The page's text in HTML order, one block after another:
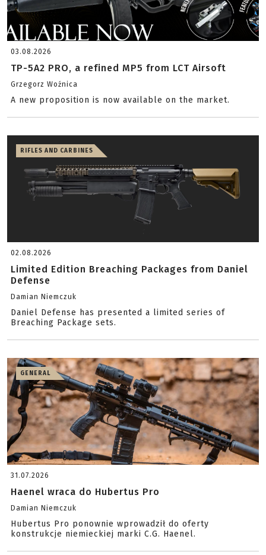
03.08.2026
TP-5A2 PRO, a refined MP5 from LCT Airsoft
Grzegorz Woźnica
A new proposition is now available on the market.
RIFLES AND CARBINES
02.08.2026
Limited Edition Breaching Packages from Daniel
Defense
Damian Niemczuk
Daniel Defense has presented a limited series of
Breaching Package sets.
GENERAL
31.07.2026
Haenel wraca do Hubertus Pro
Damian Niemczuk
Hubertus Pro ponownie wprowadził do oferty
konstrukcje niemieckiej marki C.G. Haenel.